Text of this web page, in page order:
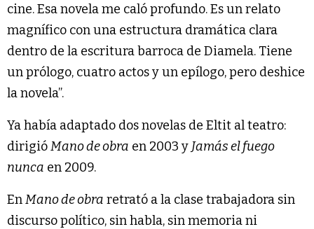
cine. Esa novela me caló profundo. Es un relato
magnífico con una estructura dramática clara
dentro de la escritura barroca de Diamela. Tiene
un prólogo, cuatro actos y un epílogo, pero deshice
la novela”.
Ya había adaptado dos novelas de Eltit al teatro:
dirigióMano de obra en 2003 y Jamás el fuego
nunca en 2009.
EnMano de obra retrató a la clase trabajadora sin
discurso político, sin habla, sin memoria ni